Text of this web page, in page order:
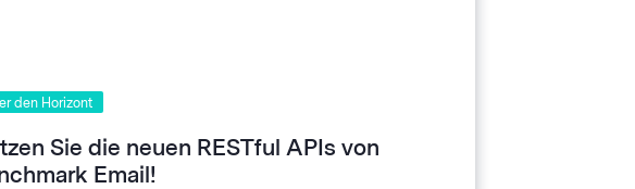
den Horizont
Sie die neuen RESTful APIs von
Email!